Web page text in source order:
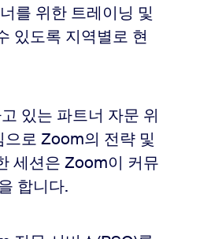
를 위한 트레이닝 및
있도록 지역별로 현
있는 파트너 자문 위
로 Zoom의 전략 및
세션은 Zoom이 커뮤
합니다.